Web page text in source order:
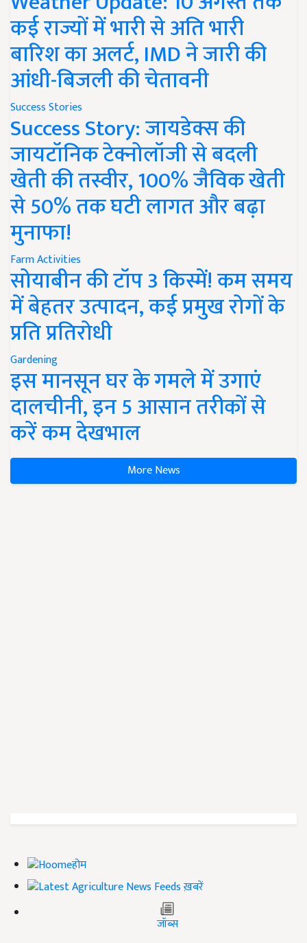
कई राज्यों में भारी से अति भारी
बारिश का अलर्ट, IMD ने जारी की
आंधी-बिजली की चेतावनी
Success Stories
Success Story: जायडेक्स की
जायटॉनिक टेक्नोलॉजी से बदली
खेती की तस्वीर, 100% जैविक खेती
से 50% तक घटी लागत और बढ़ा
मुनाफा!
Farm Activities
सोयाबीन की टॉप 3 किस्में! कम समय
में बेहतर उत्पादन, कई प्रमुख रोगों के
प्रति प्रतिरोधी
Gardening
इस मानसून घर के गमले में उगाएं
दालचीनी, इन 5 आसान तरीकों से
करें कम देखभाल
More News
होम
ख़बरें
जॉब्स